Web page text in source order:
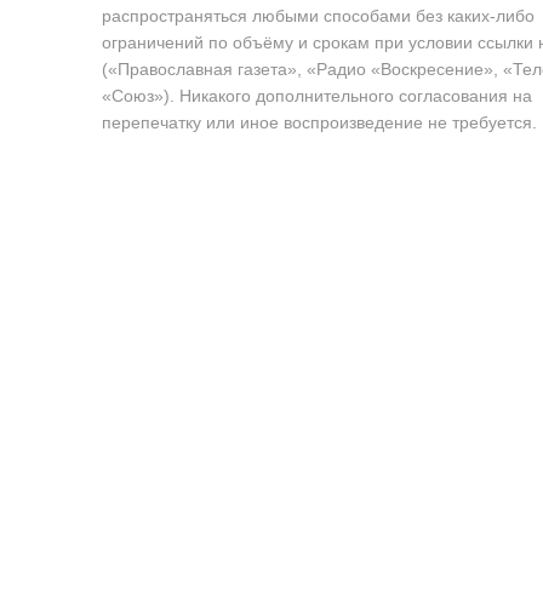
распространяться любыми способами без каких-либо
ограничений по объёму и срокам при условии ссылки
(«Православная газета», «Радио «Воскресение»,
«Союз»). Никакого дополнительного согласования на
перепечатку или иное воспроизведение не требуется.